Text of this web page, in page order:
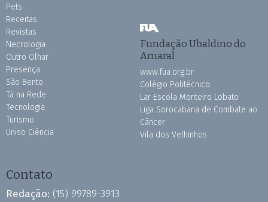
Pets
Receitas
Revistas
Necrologia
Outro Olhar
Presença
São Bento
Tá na Rede
Tecnologia
Turismo
Uniso Ciência
Fundação Ubaldino do
Amaral
www.fua.org.br
Colégio Politécnico
Lar Escola Monteiro Lobato
Liga Sorocabana de Combate ao
Câncer
Vila dos Velhinhos
Contato
Redação: (15) 99789-3913